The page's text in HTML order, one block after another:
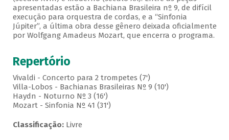
apresentadas estão a Bachiana Brasileira nº 9, de difícil
execução para orquestra de cordas, e a “Sinfonia
Júpiter”, a última obra desse gênero deixada oficialmente
por Wolfgang Amadeus Mozart, que encerra o programa.
Repertório
Vivaldi - Concerto para 2 trompetes (7')
Villa-Lobos - Bachianas Brasileiras Nº 9 (10')
Haydn - Noturno Nº 3 (16')
Mozart - Sinfonia Nº 41 (31')
Classificação:Livre